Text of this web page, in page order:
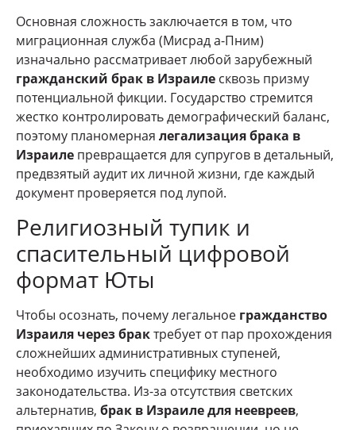
Основная сложность заключается в том, что
миграционная служба (Мисрад а-Пним)
изначально рассматривает любой зарубежный
гражданский брак в Израиле сквозь призму
потенциальной фикции. Государство стремится
жестко контролировать демографический баланс,
поэтому планомерная легализация брака в
Израиле превращается для супругов в детальный,
предвзятый аудит их личной жизни, где каждый
документ проверяется под лупой.
Религиозный тупик и
спасительный цифровой
формат Юты
Чтобы осознать, почему легальное гражданство
Израиля через брактребует от пар прохождения
сложнейших административных ступеней,
необходимо изучить специфику местного
законодательства. Из-за отсутствия светских
альтернатив, брак в Израиле для неевреев,